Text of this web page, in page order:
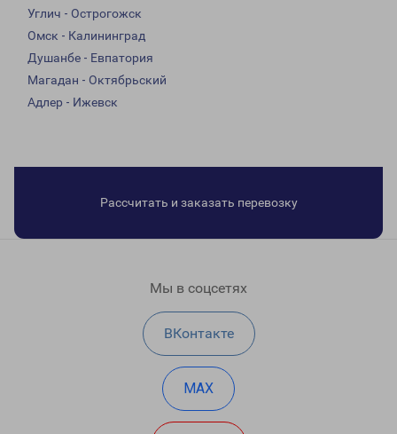
Углич - Острогожск
Омск - Калининград
Душанбе - Евпатория
Магадан - Октябрьский
Адлер - Ижевск
Рассчитать и заказать перевозку
Мы в соцсетях
ВКонтакте
MAX